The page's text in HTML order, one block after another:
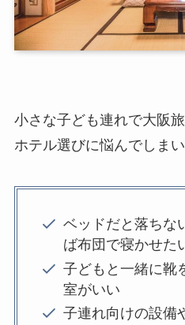
小さな子ども連れで大阪
ホテル選びに悩んでしまい
ベッドだと落ちな
ば布団で寝かせた
子どもと一緒に靴
室がいい
子連れ向けの設備